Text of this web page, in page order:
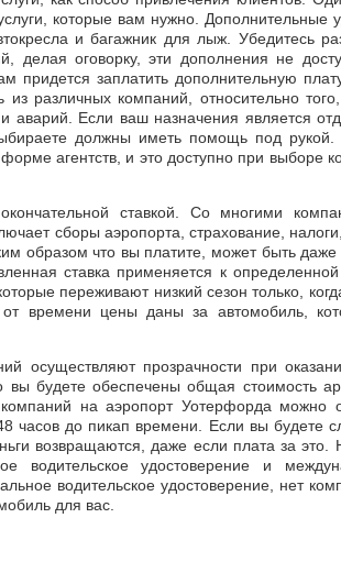
которые вам нужно. Дополнительные
и багажник для лыж. Убедитесь
делая оговорку, эти дополнения не
заплатить дополнительную
различных компаний, относительно
аварий. Если ваш назначения является
должны иметь помощь под
агентств, и это доступно при выборе
ставкой. Со многими
сборы аэропорта, страхование,
образом что вы платите, может быть даже
ставка применяется к определенной
переживают низкий сезон только,
времени цены даны за автомобиль,
осуществляют прозрачности при
вы будете обеспечены общая стоимость
на аэропорт Уотерфорда можно
часов до пикап времени. Если вы будете
возвращаются, даже если плата за это.
водительское удостоверение и
водительское удостоверение, нет
для вас.